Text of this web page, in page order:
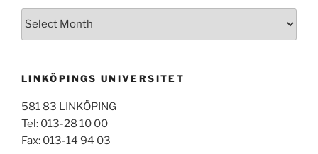
Arkiv
LINKÖPINGS UNIVERSITET
581 83 LINKÖPING
Tel: 013-28 10 00
Fax: 013-14 94 03